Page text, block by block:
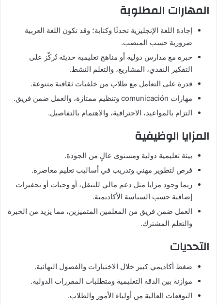
المهارات المطلوبة
إجادة اللغة الإنجليزية تحدثًا وكتابة؛ وقد تكون اللغة العربية
ضرورية حسب المنصب.
خبرة مع مدارس دولية أو مناهج تعليمية حديثة تُركّز على
التفكير النقدي، المشاريع، والتعلم النشط.
قدرة على التعامل مع طلاب من خلفيات ثقافية متنوعة.
مهارات comunicación وتنظيم ممتازة، والعمل ضمن فريق.
التزام بالمواعيد، الاحترافية، والاهتمام بالتفاصيل.
المزايا الوظيفية
بيئة تعليمية دولية ومستوى عالٍ من الجودة.
فرص لتطوير مهني وتدريب في أساليب تعليم معاصرة.
ربما وجود مزايا مثل دعم مالي للتنقل، أو وجبات أو تحفيزات
إضافية حسب السياسة الأكاديمية.
العمل ضمن فريق من المعلمين المتميزين، مما يزيد من الخبرة
والتعلم المشترك.
التحديات
ضغط أكاديمي كبير خلال الاختبارات والفصول النهائية.
موازنة بين الدقة التعليمية ومتطلبات المقررات الدولية.
التوقعات العالية من أولياء الأمور والطلاب.